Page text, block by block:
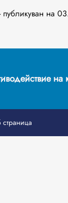
на
на